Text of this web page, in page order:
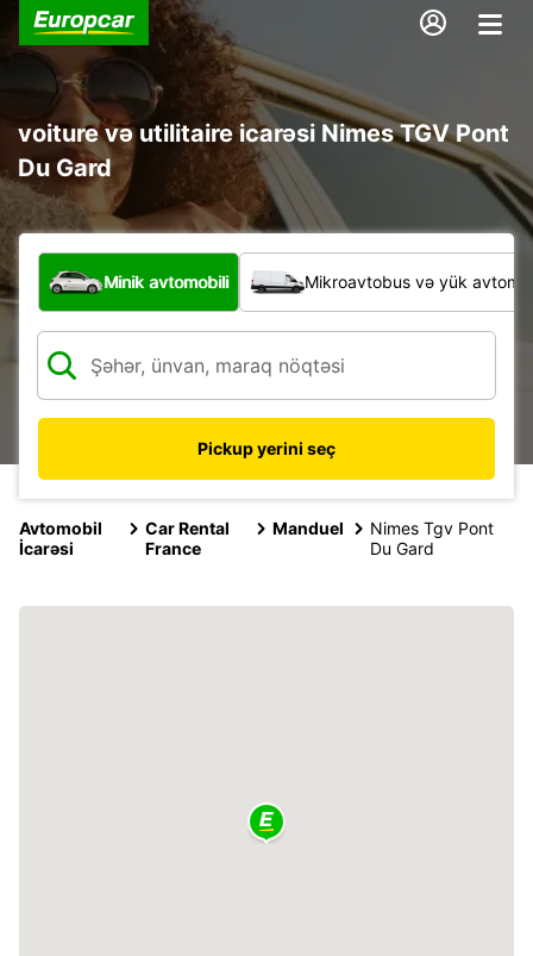
voiture və utilitaire icarəsi Nimes TGV Pont
Du Gard
Hansı növ nəqliyyat vasitəsi?
Minik avtomobili Mikroavtobus və yük
Pickup yerini seç
Avtomobil
İcarəsi
Car Rental
France
Manduel
Nimes Tgv Pont
Du Gard